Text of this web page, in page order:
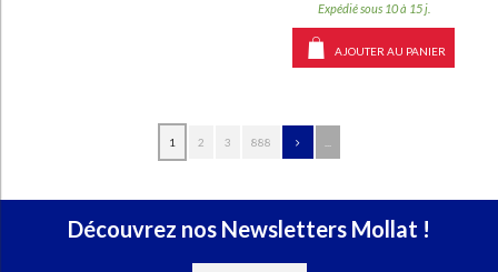
Expédié sous 10 à 15 j.
AJOUTER AU PANIER
1 2 3 888 ...
Découvrez nos Newsletters Mollat !